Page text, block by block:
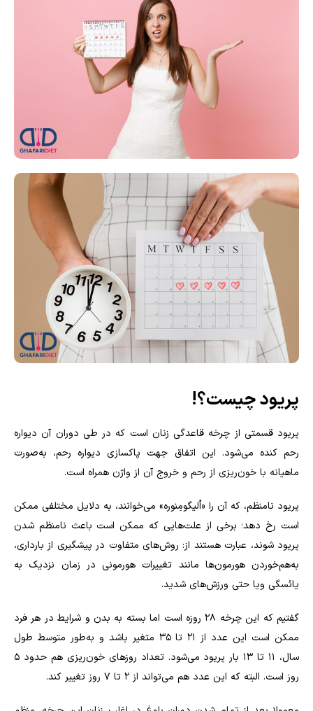
پریود چیست؟!
پریود قسمتی از چرخه قاعدگی زنان است که در طی دوران آن دیواره
رحم کنده می‌شود. این اتفاق جهت پاکسازی دیواره رحم، به‌صورت
ماهیانه با خون‌ریزی از رحم و خروج آن از واژن همراه است.
پریود نامنظم، که آن را «اُلیگومِنوره» می‌خوانند، به دلایل مختلفی ممکن
است رخ دهد؛ برخی از علت‌هایی که ممکن است باعث نامنظم شدن
پریود شوند، عبارت هستند از: روش‌های متفاوت در پیشگیری از بارداری،
به‌هم‌خوردن هورمون‌ها مانند تغییرات هورمونی در زمان نزدیک به
یائسگی ویا حتی ورزش‌های شدید.
گفتیم که این چرخه ۲۸ روزه است اما بسته به بدن و شرایط در هر فرد
ممکن است این عدد از ۲۱ تا ۳۵ متغیر باشد و به‌طور متوسط طول
سال، ۱۱ تا ۱۳ بار پریود می‌شود. تعداد روزهای خون‌ریزی هم حدود ۵
روز است. البته که این عدد هم می‌تواند از ۲ تا ۷ روز تغییر کند.